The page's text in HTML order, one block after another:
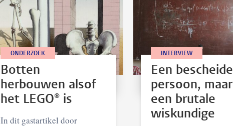
ONDERZOEK
Botten
herbouwen alsof
het LEGO® is
In dit gastartikel door
INTERVIEW
Een
persoon, maar
een brutale
wiskundige